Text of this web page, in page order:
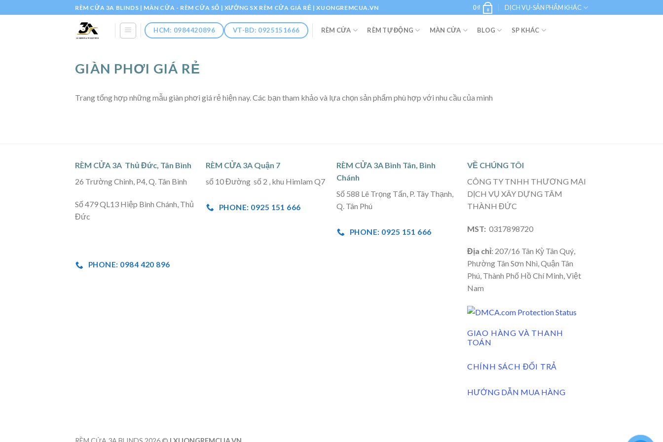
to
RÈM CỬA 3A BLINDS | MÀN CỬA - RÈM CỬA SỔ | XƯỞNG SX RÈM CỬA GIÁ RẺ | XUONGREMCUA.VN 0₫ 0 DỊCH VỤ-SẢN PHẨM KHÁC
HCM: 0984420896 VT-BD: 0925151666 RÈM CỬA RÈM TỰ ĐỘNG MÀN CỬA BLOG SP KHÁC
GIÀN PHƠI GIÁ RẺ
Trang tổng hợp những mẫu giàn phơi giá rẻ hiện nay. Các bạn tham khảo và lựa chọn sản phẩm phù hợp với nhu cầu của mình
RÈM CỬA 3A Thủ Đức, Tân Bình
26 Trường Chinh, P4, Q. Tân Bình
Số 479 QL13 Hiệp Bình Chánh, Thủ
Đức
PHONE: 0984 420 896
RÈM CỬA 3A Quận 7
số 10 Đường số 2 , khu Himlam Q7
PHONE: 0925 151 666
RÈM CỬA 3A Bình Tân, Bình
Chánh
Số 588 Lê Trọng Tấn, P. Tây Thạnh,
Q. Tân Phú
PHONE: 0925 151 666
VỀ CHÚNG TÔI
CÔNG TY TNHH THƯƠNG MẠI
DỊCH VỤ XÂY DỰNG TÂM
THÀNH ĐỨC
MST: 0317898720
Địa chỉ: 207/16 Tân Kỳ Tân Quý,
Phường Tân Sơn Nhì, Quận Tân
Phú, Thành Phố Hồ Chí Minh, Việt
Nam
GIAO HÀNG VÀ THANH
TOÁN
CHÍNH SÁCH ĐỔI TRẢ
HƯỚNG DẪN MUA HÀNG